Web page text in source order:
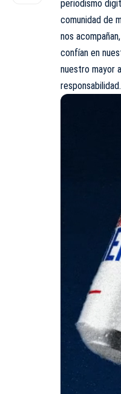
periodismo
comunidad de
nos
confían en
nuestro mayor
responsabilidad.